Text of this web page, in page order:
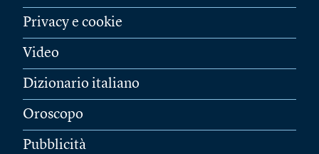
Privacy e cookie
Video
Dizionario italiano
Oroscopo
Pubblicità